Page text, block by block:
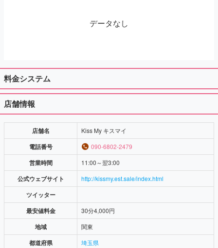
データなし
料金システム
店舗情報
店舗名 Kiss My キスマイ
電話番号 090-6802-2479
営業時間 11:00～翌3:00
公式ウェブサイト http://kissmy.est.sale/index.html
ツイッター
最安値料金
30分4,000円
地域 関東
都道府県 埼玉県